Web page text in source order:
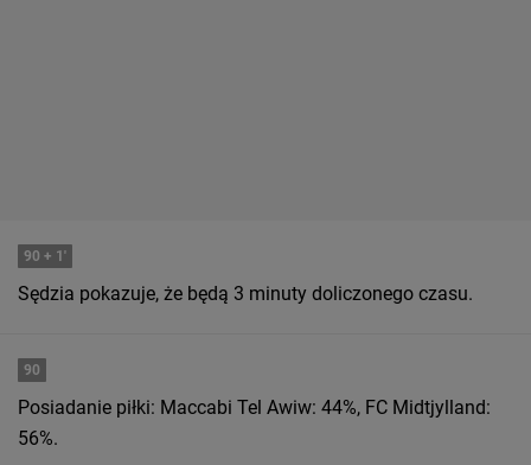
90 + 1'
Sędzia pokazuje, że będą 3 minuty doliczonego czasu.
90
Posiadanie piłki: Maccabi Tel Awiw: 44%, FC Midtjylland:
56%.